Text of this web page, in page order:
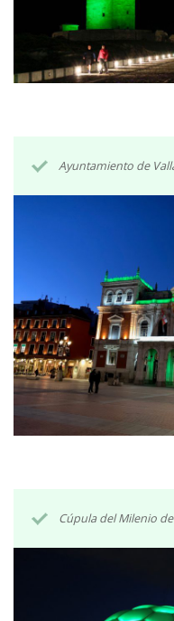
Ayuntamiento de
Cúpula del Milenio